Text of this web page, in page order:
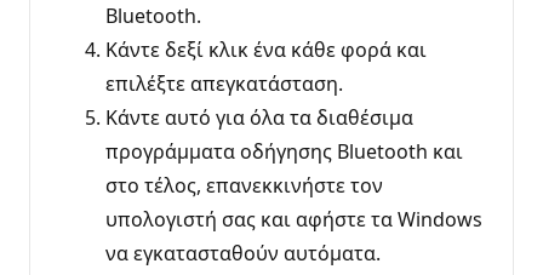
Bluetooth.
Κάντε δεξί κλικ ένα κάθε φορά και
επιλέξτε απεγκατάσταση.
Κάντε αυτό για όλα τα διαθέσιμα
προγράμματα οδήγησης Bluetooth και
στο τέλος, επανεκκινήστε τον
υπολογιστή σας και αφήστε τα Windows
να εγκατασταθούν αυτόματα.